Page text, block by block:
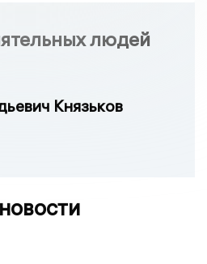
людей
Князьков